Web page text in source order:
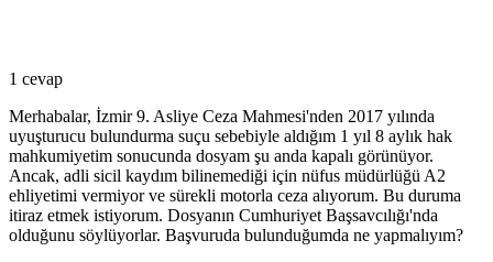
1 cevap
Merhabalar, İzmir 9. Asliye Ceza Mahmesi'nden 2017 yılında
uyuşturucu bulundurma suçu sebebiyle aldığım 1 yıl 8 aylık hak
mahkumiyetim sonucunda dosyam şu anda kapalı görünüyor.
Ancak, adli sicil kaydım bilinemediği için nüfus müdürlüğü A2
ehliyetimi vermiyor ve sürekli motorla ceza alıyorum. Bu duruma
itiraz etmek istiyorum. Dosyanın Cumhuriyet Başsavcılığı'nda
olduğunu söylüyorlar. Başvuruda bulunduğumda ne yapmalıyım?